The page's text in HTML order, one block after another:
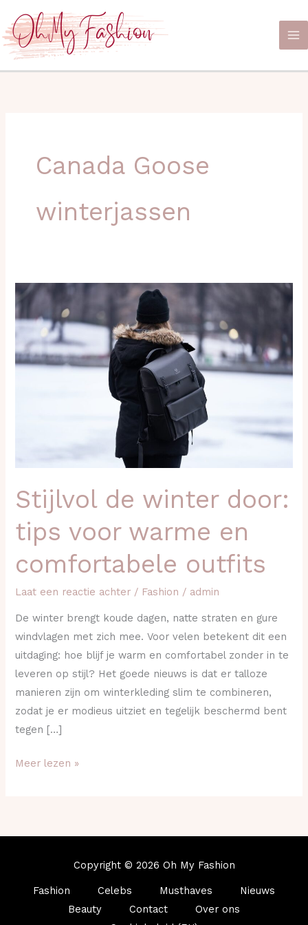
naar
de
inhoud
Canada Goose
winterjassen
Stijlvol de winter door:
tips voor warme en
comfortabele outfits
Laat een reactie achter / Fashion / admin
De winter brengt koude dagen, natte straten en gure
windvlagen met zich mee. Voor velen betekent dit een
uitdaging: hoe blijf je warm en comfortabel zonder in te
leveren op stijl? Het goede nieuws is dat er talloze
manieren zijn om winterkleding slim te combineren,
zodat je er modieus uitziet en tegelijk beschermd bent
tegen […]
Stijlvol
de
winter
door:
tips
Meer lezen »
Copyright © 2026 Oh My Fashion
Fashion Celebs Musthaves
Nieuws
Beauty
Contact
Over ons